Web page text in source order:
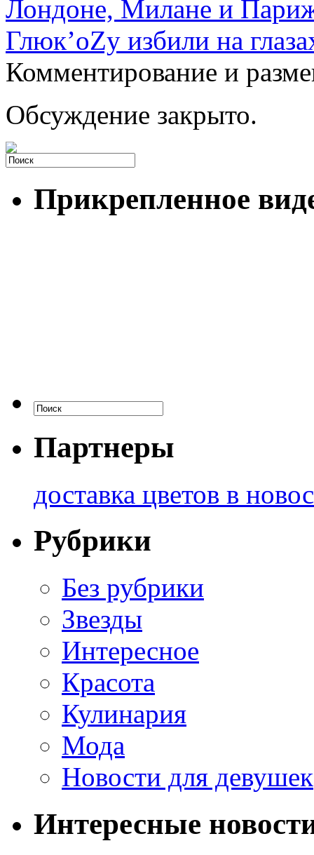
Лондоне, Милане и
Глюк’оZу избили на
Комментирование и
Обсуждение закрыто.
Прикрепленное
Партнеры
доставка цветов в
Рубрики
Без рубрики
Звезды
Интересное
Красота
Кулинария
Мода
Новости для девушек
Интересные